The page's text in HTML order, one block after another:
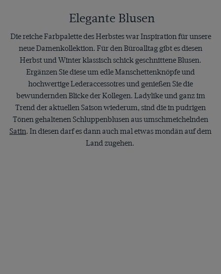
Elegante Blusen
Die reiche Farbpalette des Herbstes war Inspiration für unsere
neue Damenkollektion. Für den Büroalltag gibt es diesen
Herbst und Winter klassisch schick geschnittene Blusen.
Ergänzen Sie diese um edle Manschettenknöpfe und
hochwertige Lederaccessoires und genießen Sie die
bewundernden Blicke der Kollegen. Ladylike und ganz im
Trend der aktuellen Saison wiederum, sind die in pudrigen
Tönen gehaltenen Schluppenblusen aus umschmeichelnden
Satin. In diesen darf es dann auch mal etwas mondän auf dem
Land zugehen.